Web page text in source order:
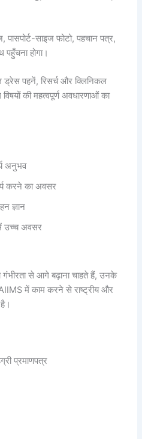
साइज फोटो, पहचान पत्र,
होगा।
ड्रेस पहनें, रिसर्च और क्लिनिकल
की महत्वपूर्ण अवधारणाओं का
अनुभव
करने का अवसर
ज्ञान
उच्च अवसर
गंभीरता से आगे बढ़ाना चाहते हैं, उनके
में काम करने से राष्ट्रीय और
प्रमाणपत्र